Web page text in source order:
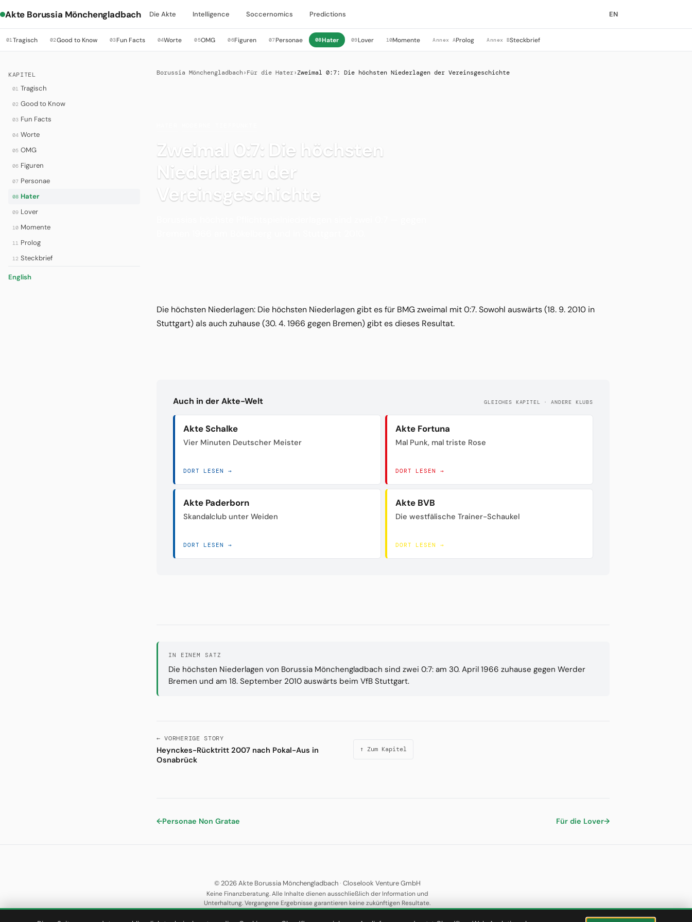
Akte Borussia Mönchengladbach Die Akte Intelligence Soccernomics Predictions EN
01Tragisch 02Good to Know 03Fun Facts 04Worte 05OMG 06Figuren 07Personae 08Hater 09Lover 10Momente Annex AProlog Annex BSteckbrief
KAPITEL
01 Tragisch
02 Good to Know
03 Fun Facts
04 Worte
05 OMG
06 Figuren
07 Personae
08 Hater
09 Lover
10 Momente
11 Prolog
12 Steckbrief
English
Borussia Mönchengladbach› Für die Hater›Zweimal 0:7: Die höchsten Niederlagen der Vereinsgeschichte
Zweimal 0:7: Die höchsten
Niederlagen der
Vereinsgeschichte
Die höchsten Niederlagen: Die höchsten Niederlagen gibt es für BMG zweimal mit 0:7. Sowohl auswärts (18. 9. 2010 in
Stuttgart) als auch zuhause (30. 4. 1966 gegen Bremen) gibt es dieses Resultat.
Auch in der Akte-Welt GLEICHES KAPITEL · ANDERE KLUBS
Akte Schalke
Vier Minuten Deutscher Meister
DORT LESEN →
Akte Fortuna
Mal Punk, mal triste Rose
DORT LESEN →
Akte Paderborn
Skandalclub unter Weiden
DORT LESEN →
Akte BVB
Die westfälische Trainer-Schaukel
DORT LESEN →
IN EINEM SATZ
Die höchsten Niederlagen von Borussia Mönchengladbach sind zwei 0:7: am 30. April 1966 zuhause gegen Werder
Bremen und am 18. September 2010 auswärts beim VfB Stuttgart.
← VORHERIGE STORY
Heynckes-Rücktritt 2007 nach Pokal-Aus in
Osnabrück
↑ Zum Kapitel
←Personae Non Gratae Für die Lover→
© 2026 Akte Borussia Mönchengladbach· Closelook Venture GmbH
Keine Finanzberatung. Alle Inhalte dienen ausschließlich der Information und
Unterhaltung. Vergangene Ergebnisse garantieren keine zukünftigen Resultate.